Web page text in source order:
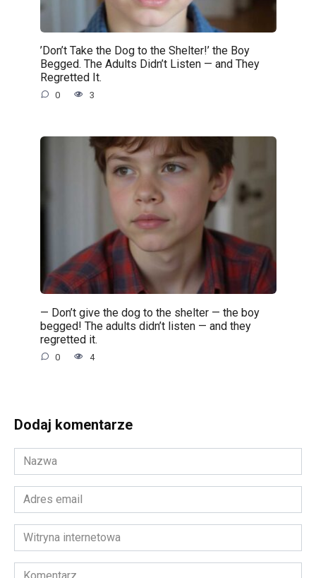
’Don’t Take the Dog to the Shelter!’ the Boy
Begged. The Adults Didn’t Listen — and They
Regretted It.
0 3
— Don’t give the dog to the shelter — the boy
begged! The adults didn’t listen — and they
regretted it.
0 4
Dodaj komentarze
Nazwa
*
Adres
email
*Witryna
internetowa
Komentarz